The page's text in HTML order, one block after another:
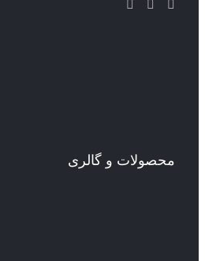
محصولات و گالری